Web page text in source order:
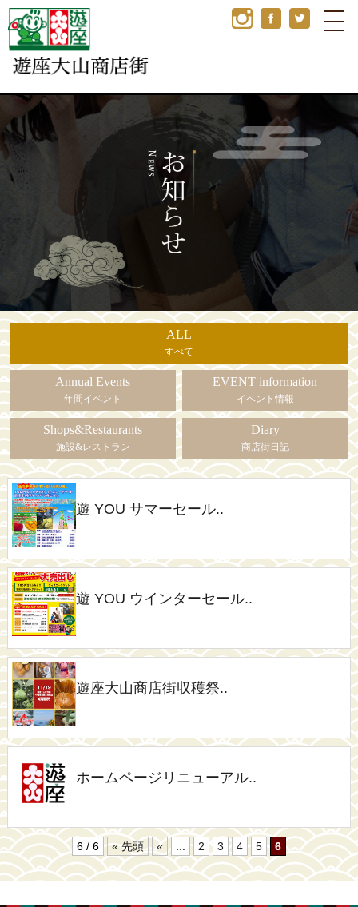
ALL
すべて
Annual Events
年間イベント
EVENT information
イベント情報
Shops&Restaurants
施設&レストラン
Diary
商店街日記
遊 YOU サマーセール..
遊 YOU ウインターセール..
遊座大山商店街収穫祭..
ホームページリニューアル..
6 / 6 « 先頭 « ... 2 3 4 5 6